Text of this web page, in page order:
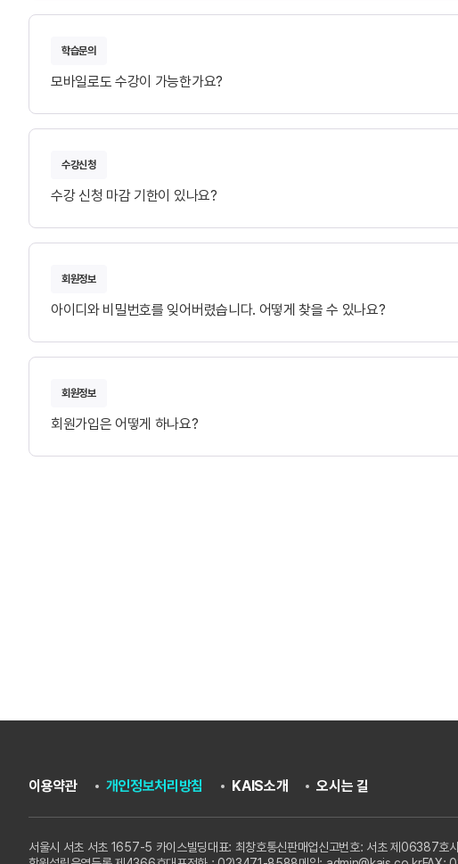
학습문의
모바일로도 수강이 가능한가요?
수강신청
수강 신청 마감 기한이 있나요?
회원정보
아이디와 비밀번호를 잊어버렸습니다. 어떻게 찾을 수 있나요?
회원정보
회원가입은 어떻게 하나요?
이용약관 개인정보처리방침 KAIS소개 오시는 길
서울시 서초 서초 1657-5 카이스빌딩대표: 최창호통신판매업신고번호: 서초 제06387호